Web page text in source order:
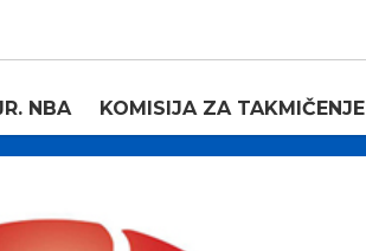
NBA KOMISIJA ZA TAKMIČENJE